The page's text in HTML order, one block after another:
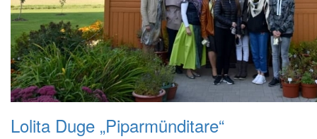
Lolita Duge „Piparmünditare“